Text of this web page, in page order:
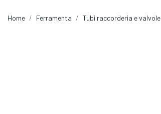
Home Ferramenta Tubi raccorderia e valvole